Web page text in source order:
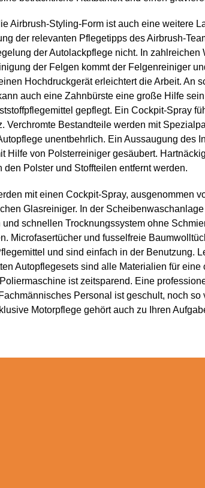
Airbrush-Styling-Form ist auch eine weitere
der relevanten Pflegetipps des Airbrush-
der Autolackpflege nicht. In
der Felgen kommt der Felgenreiniger
Hochdruckgerät erleichtert die Arbeit. An
auch eine Zahnbürste eine große Hilfe
gepflegt. Ein Cockpit-Spray
Verchromte Bestandteile werden mit
unentbehrlich. Ein Aussaugung des
Hilfe von Polsterreiniger gesäubert.
den Polster und Stoffteilen entfernt werden.
mit einen Cockpit-Spray, ausgenommen
Glasreiniger. In der
schnellen Trocknungssystem ohne
Microfasertücher und fusselfreie
und sind einfach in der Benutzung.
Autopflegesets sind alle Materialien für
ist zeitsparend. Eine
Personal ist geschult, noch
Motorpflege gehört auch zu Ihren